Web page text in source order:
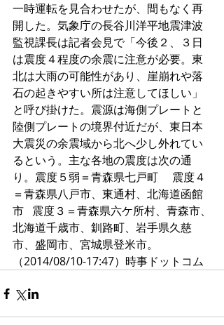
一時運転を見合わせたが、間もなく再
開した。気象庁の長谷川洋平地震津波
監視課長は記者会見で「今後２、３日
は震度４程度の余震に注意が必要。東
北は大雨の可能性があり、崖崩れや落
石の起きやすい所は注意してほしい」
と呼び掛けた。震源は海側プレートと
陸側プレートの境界付近だが、東日本
大震災の余震域から北へ少し外れてい
るという。主な各地の震度は次の通
り。震度５弱＝青森県七戸町 　震度４
＝青森県八戸市、東通村、北海道函館
市   震度３＝青森県六ケ所村、青森市、
北海道千歳市、釧路町、岩手県久慈
市、盛岡市、宮城県登米市。
（2014/08/10-17:47）時事ドットコム